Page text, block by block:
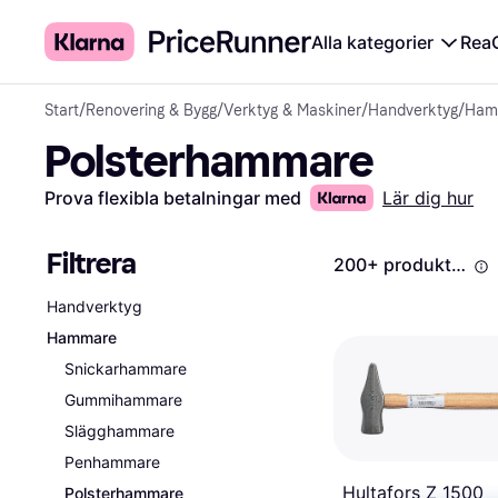
Alla kategorier Rea
Start/Renovering & Bygg/Verktyg & Maskiner/Handverktyg/
Polsterhammare
Prova flexibla betalningar med Lär dig hur
Filtrera
Handverktyg
Hammare
Snickarhammare
Gummihammare
Slägghammare
Penhammare
Polsterhammare
200+ produkter
Hultafors Z 1500